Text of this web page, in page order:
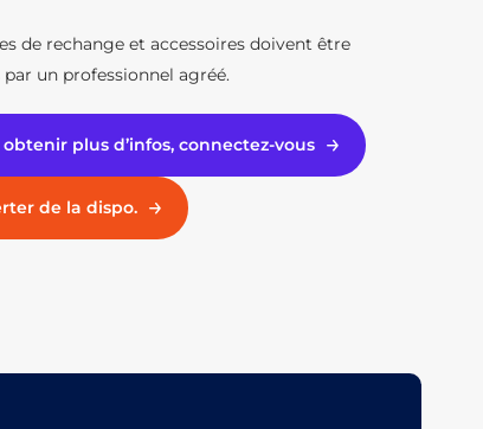
de rechange et accessoires doivent être
par un professionnel agréé.
obtenir plus d’infos, connectez-vous
de la dispo.